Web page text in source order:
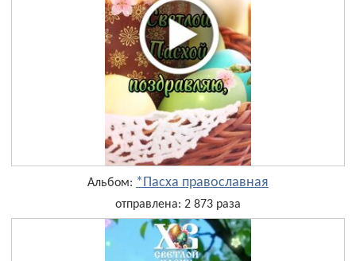
Альбом: *Пасха православная
отправлена: 2 873 раза